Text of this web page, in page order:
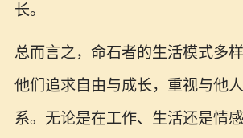
长。
总而言之，命石者的生活模式多样
他们追求自由与成长，重视与他
系。无论是在工作、生活还是情